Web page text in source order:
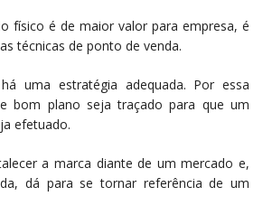
físico é de maior valor para empresa, é
técnicas de ponto de venda.
uma estratégia adequada. Por essa
bom plano seja traçado para que um
efetuado.
a marca diante de um mercado e,
dá para se tornar referência de um